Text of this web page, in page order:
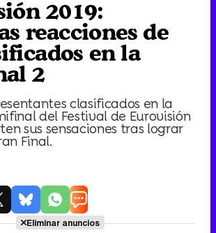
2019:
reacciones de
en la
2
clasificados en la
del Festival de Eurovisión
sus sensaciones tras lograr
Final.
Eliminar anuncios